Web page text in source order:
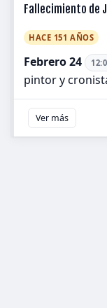
Fallecimiento de
HACE 151 AÑOS
Febrero 24
pintor y
Ver más